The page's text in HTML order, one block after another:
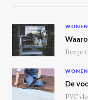
WONEN
WONEN